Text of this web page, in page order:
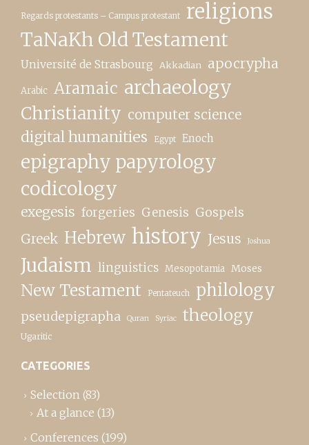
Regards protestants – Campus protestant religions
TaNaKh Old Testament
Université de Strasbourg Akkadian apocrypha
Arabic Aramaic archaeology
Christianity computer science
digital humanities Egypt Enoch
epigraphy papyrology
codicology
exegesis forgeries Genesis Gospels
Greek Hebrew history Jesus Joshua
Judaism linguistics Mesopotamia Moses
New Testament Pentateuch philology
pseudepigrapha Quran Syriac theology
Ugaritic
CATEGORIES
Selection (83)
At a glance (13)
Conferences (199)